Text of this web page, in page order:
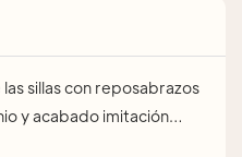
las sillas con reposabrazos
y acabado imitación